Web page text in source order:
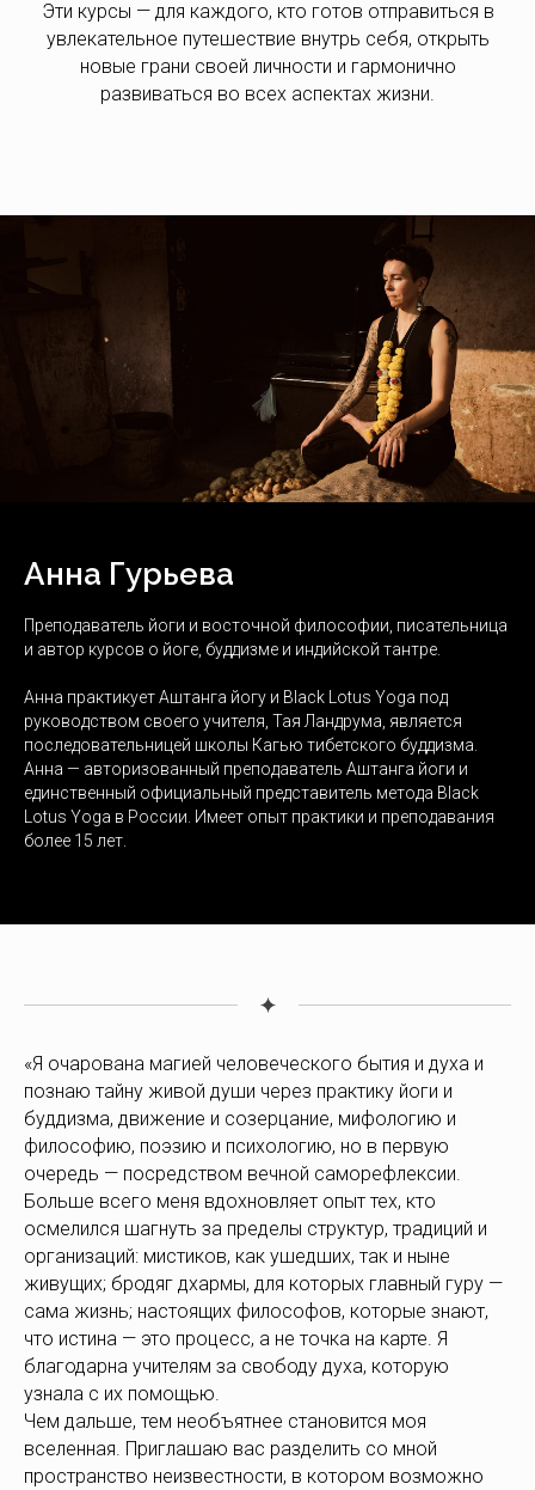
Эти курсы — для каждого, кто готов отправиться в
увлекательное путешествие внутрь себя, открыть
новые грани своей личности и гармонично
развиваться во всех аспектах жизни.
Анна Гурьева
Преподаватель йоги и восточной философии, писательница
и автор курсов о йоге, буддизме и индийской тантре.
Анна практикует Аштанга йогу и Black Lotus Yoga под
руководством своего учителя, Тая Ландрума, является
последовательницей школы Кагью тибетского буддизма.
Анна — авторизованный преподаватель Аштанга йоги и
единственный официальный представитель метода Black
Lotus Yoga в России. Имеет опыт практики и преподавания
более 15 лет.
«Я очарована магией человеческого бытия и духа и
познаю тайну живой души через практику йоги и
буддизма, движение и созерцание, мифологию и
философию, поэзию и психологию, но в первую
очередь — посредством вечной саморефлексии.
Больше всего меня вдохновляет опыт тех, кто
осмелился шагнуть за пределы структур, традиций и
организаций: мистиков, как ушедших, так и ныне
живущих; бродяг дхармы, для которых главный гуру —
сама жизнь; настоящих философов, которые знают,
что истина — это процесс, а не точка на карте. Я
благодарна учителям за свободу духа, которую
узнала с их помощью.
Чем дальше, тем необъятнее становится моя
вселенная. Приглашаю вас разделить со мной
пространство неизвестности, в котором возможно